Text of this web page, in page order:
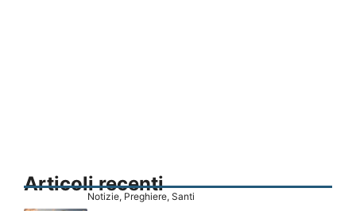
Articoli recenti
Notizie, Preghiere, Santi